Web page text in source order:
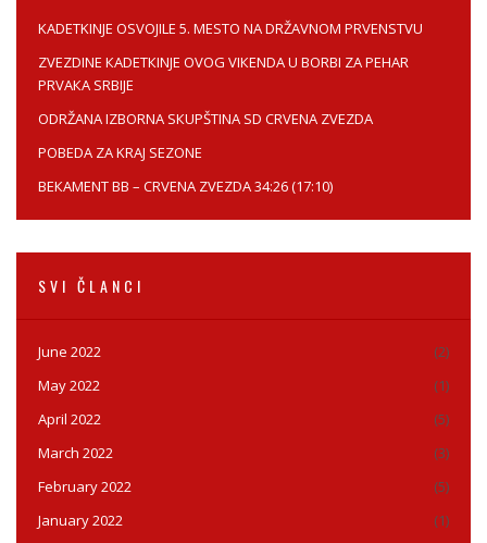
KADETKINJE OSVOJILE 5. MESTO NA DRŽAVNOM PRVENSTVU
ZVEZDINE КADETКINJE OVOG VIКENDA U BORBI ZA PEHAR
PRVAКA SRBIJE
ODRŽANA IZBORNA SКUPŠTINA SD CRVENA ZVEZDA
POBEDA ZA KRAJ SEZONE
BEКAMENT BB – CRVENA ZVEZDA 34:26 (17:10)
SVI ČLANCI
June 2022
(2)
May 2022
(1)
April 2022
(5)
March 2022
(3)
February 2022
(5)
January 2022
(1)